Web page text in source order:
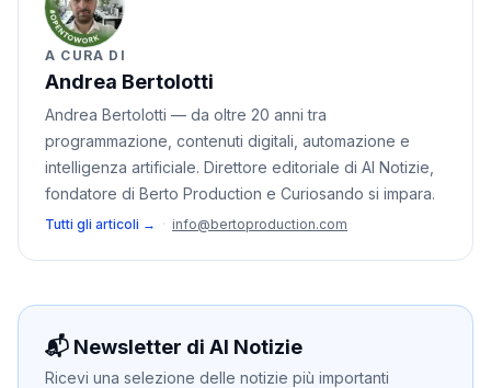
A CURA DI
Andrea Bertolotti
Andrea Bertolotti — da oltre 20 anni tra
programmazione, contenuti digitali, automazione e
intelligenza artificiale. Direttore editoriale di AI Notizie,
fondatore di Berto Production e Curiosando si impara.
Tutti gli articoli → · info@bertoproduction.com
📬 Newsletter di AI Notizie
Ricevi una selezione delle notizie più importanti